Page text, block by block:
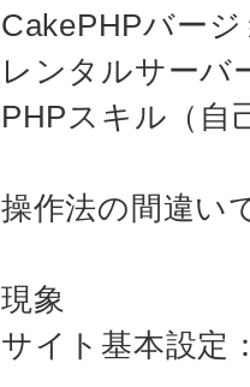
CakePHPバー
レンタルサーバ
PHPスキル（自
操作法の間違い
現象
サイト基本設